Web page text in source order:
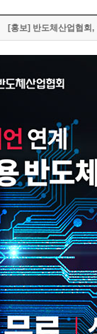
[홍보] 반도체산업협회